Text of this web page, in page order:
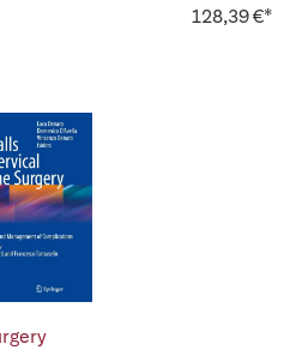
128,39 €*